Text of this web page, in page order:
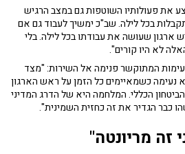
את פעולותיו השוטפות גם במצב הרגיש
בכל לילה. שב"כ ימשיך לעבוד גם אם
ארגון שעושה את עבודתו בכל לילה. בלי
המתוקשר פנימה אל השירות: "מצד
נעימה כשמאיימים כל הזמן על ראש הארגון
הכללי. המלחמה היא של הדרג המדיני
כבר הגדיר את זה כחזית השמינית".
זה מריונטה"